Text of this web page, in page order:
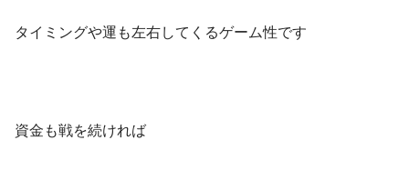
タイミングや運も左右してくるゲーム性です
資金も戦を続ければ